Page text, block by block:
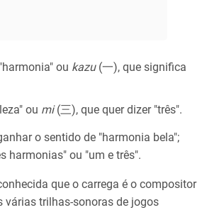
ou kazu(一), que significa
ou mi(三), que quer dizer "três".
o sentido de "harmonia bela";
harmonias" ou "um e três".
que o carrega é o compositor
várias trilhas-sonoras de jogos